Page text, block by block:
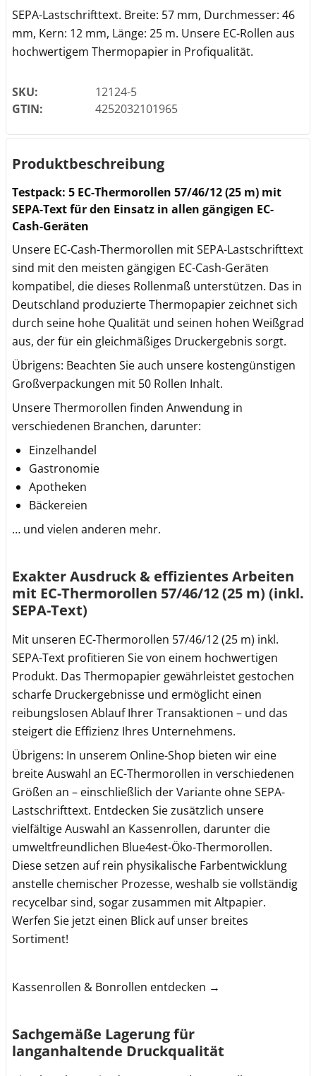
SEPA-Lastschrifttext. Breite: 57 mm, Durchmesser: 46
mm, Kern: 12 mm, Länge: 25 m. Unsere EC-Rollen aus
hochwertigem Thermopapier in Profiqualität.
SKU:
12124-5
GTIN:
4252032101965
Produktbeschreibung
Testpack: 5 EC-Thermorollen 57/46/12 (25 m) mit
SEPA-Text für den Einsatz in allen gängigen EC-
Cash-Geräten
Unsere EC-Cash-Thermorollen mit SEPA-Lastschrifttext
sind mit den meisten gängigen EC-Cash-Geräten
kompatibel, die dieses Rollenmaß unterstützen. Das in
Deutschland produzierte Thermopapier zeichnet sich
durch seine hohe Qualität und seinen hohen Weißgrad
aus, der für ein gleichmäßiges Druckergebnis sorgt.
Übrigens: Beachten Sie auch unsere kostengünstigen
Großverpackungen mit 50 Rollen Inhalt.
Unsere Thermorollen finden Anwendung in
verschiedenen Branchen, darunter:
Einzelhandel
Gastronomie
Apotheken
Bäckereien
… und vielen anderen mehr.
Exakter Ausdruck & effizientes Arbeiten
mit EC-Thermorollen 57/46/12 (25 m) (inkl.
SEPA-Text)
Mit unseren EC-Thermorollen 57/46/12 (25 m) inkl.
SEPA-Text profitieren Sie von einem hochwertigen
Produkt. Das Thermopapier gewährleistet gestochen
scharfe Druckergebnisse und ermöglicht einen
reibungslosen Ablauf Ihrer Transaktionen – und das
steigert die Effizienz Ihres Unternehmens.
Übrigens: In unserem Online-Shop bieten wir eine
breite Auswahl an EC-Thermorollen in verschiedenen
Größen an – einschließlich der Variante ohne SEPA-
Lastschrifttext. Entdecken Sie zusätzlich unsere
vielfältige Auswahl an Kassenrollen, darunter die
umweltfreundlichen Blue4est-Öko-Thermorollen.
Diese setzen auf rein physikalische Farbentwicklung
anstelle chemischer Prozesse, weshalb sie vollständig
recycelbar sind, sogar zusammen mit Altpapier.
Werfen Sie jetzt einen Blick auf unser breites
Sortiment!
Kassenrollen & Bonrollen entdecken →
Sachgemäße Lagerung für
langanhaltende Druckqualität